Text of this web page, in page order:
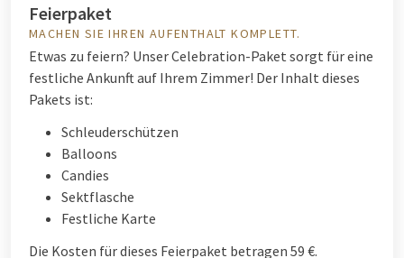
Feierpaket
MACHEN SIE IHREN AUFENTHALT KOMPLETT.
Etwas zu feiern? Unser Celebration-Paket sorgt für eine
festliche Ankunft auf Ihrem Zimmer! Der Inhalt dieses
Pakets ist:
Schleuderschützen
Balloons
Candies
Sektflasche
Festliche Karte
Die Kosten für dieses Feierpaket betragen 59 €.